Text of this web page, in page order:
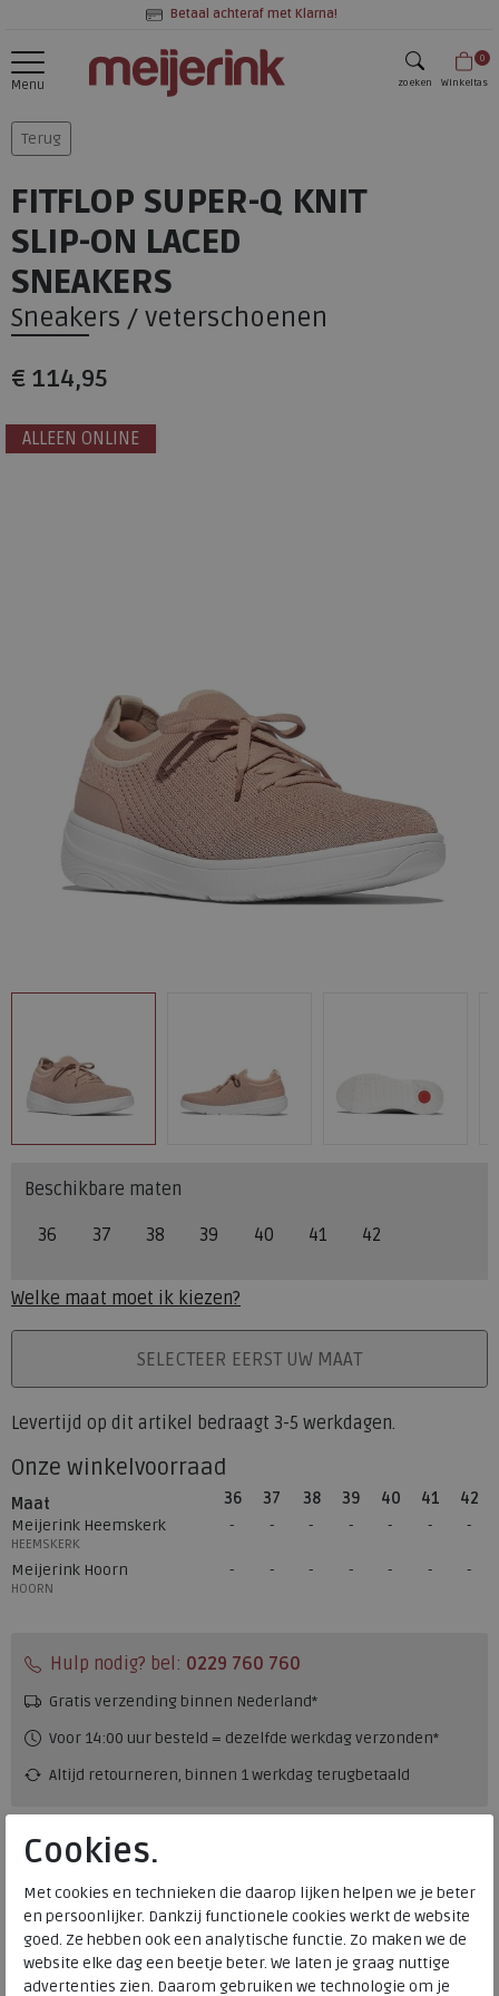
Betaal achteraf met Klarna!
Menu zoeken
0
Winkeltas
Terug
FITFLOP SUPER-Q KNIT
SLIP-ON LACED
SNEAKERS
Sneakers / veterschoenen
€ 114,95
ALLEEN ONLINE
Beschikbare maten
36 37 38 39 40 41 42
Welke maat moet ik kiezen?
PLAATS IN WINKELMANDSELECTEER EERST UW MAAT
Levertijd op dit artikel bedraagt 3-5 werkdagen.
Onze winkelvoorraad
Maat 36 37 38 39 40 41
42
Meijerink Heemskerk
HEEMSKERK
Meijerink Hoorn
HOORN
Hulp nodig? bel: 0229 760 760
Gratis verzending binnen Nederland*
Voor 14:00 uur besteld = dezelfde werkdag verzonden*
Altijd retourneren, binnen 1 werkdag terugbetaald
Alternatieve kleuren
Cookies.
Met cookies en technieken die daarop lijken helpen we je beter
en persoonlijker. Dankzij functionele cookies werkt de website
goed. Ze hebben ook een analytische functie. Zo maken we de
website elke dag een beetje beter. We laten je graag nuttige
advertenties zien. Daarom gebruiken we technologie om je